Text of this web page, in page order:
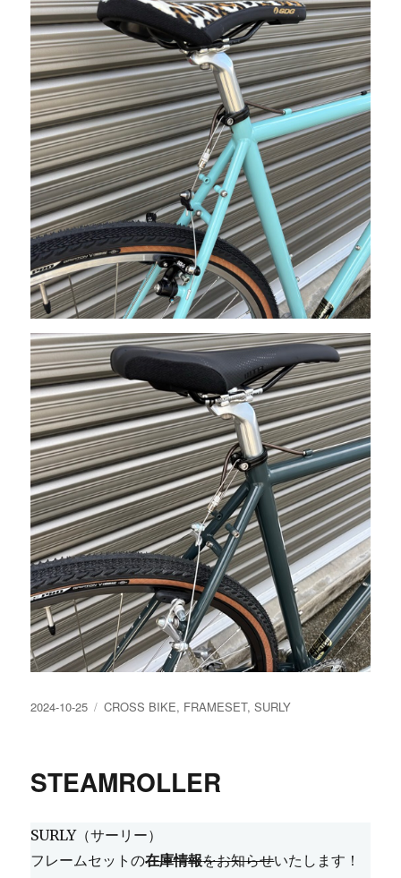
投
2024-10-25
カ
ー
CROSS BIKE, FRAMESET,SURLY
STEAMROLLER
SURLY（サーリー）
フレームセットの在庫情報をお知らせいたします！